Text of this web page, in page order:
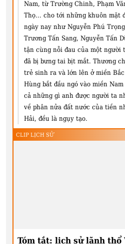
Nam, từ Trường Chinh, Phạm
Thọ… cho tới những khuôn mặt
ngày nay như Nguyễn Phú
Trương Tấn Sang, Nguyễn Tấn
tận cùng nỗi đau của một người
đã bị bưng tai bịt mắt. Thương
trẻ sinh ra và lớn lên ở miền
Hùng bắt đầu ngó vào miền
cả những gì anh được người ta
về phân nửa đất nước của tiền
Hải, đều là ngụy tạo.
CLIP LỊCH SỬ
Tóm tắt: lịch sử lãnh thổ